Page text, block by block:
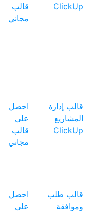
ClickUp
قالب
مجاني
قالب إدارة
المشاريع
ClickUp
احصل
على
قالب
مجاني
قالب طلب
وموافقة
احصل
على